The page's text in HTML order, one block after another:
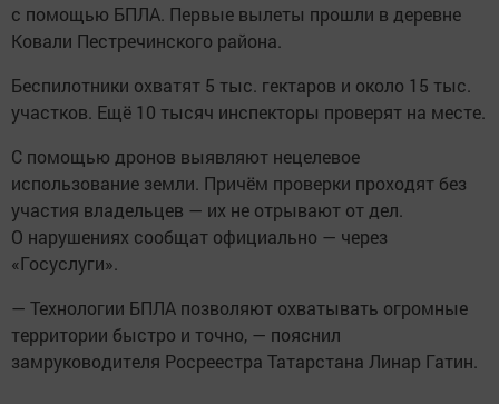
с помощью БПЛА. Первые вылеты прошли в деревне
Ковали Пестречинского района.
Беспилотники охватят 5 тыс. гектаров и около 15 тыс.
участков. Ещё 10 тысяч инспекторы проверят на месте.
С помощью дронов выявляют нецелевое
использование земли. Причём проверки проходят без
участия владельцев — их не отрывают от дел.
О нарушениях сообщат официально — через
«Госуслуги».
— Технологии БПЛА позволяют охватывать огромные
территории быстро и точно, — пояснил
замруководителя Росреестра Татарстана Линар Гатин.